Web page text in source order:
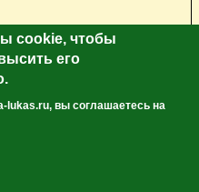
cookie, чтобы
его
lukas.ru, вы соглашаетесь на